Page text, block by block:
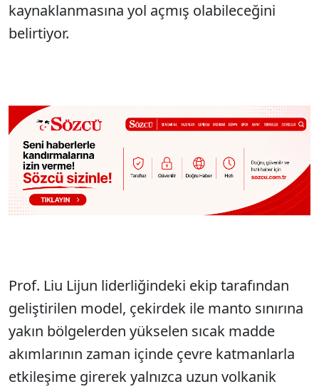
kaynaklanmasına yol açmış olabileceğini
belirtiyor.
Prof. Liu Lijun liderliğindeki ekip tarafından
geliştirilen model, çekirdek ile manto sınırına
yakın bölgelerden yükselen sıcak madde
akımlarının zaman içinde çevre katmanlarla
etkileşime girerek yalnızca uzun volkanik